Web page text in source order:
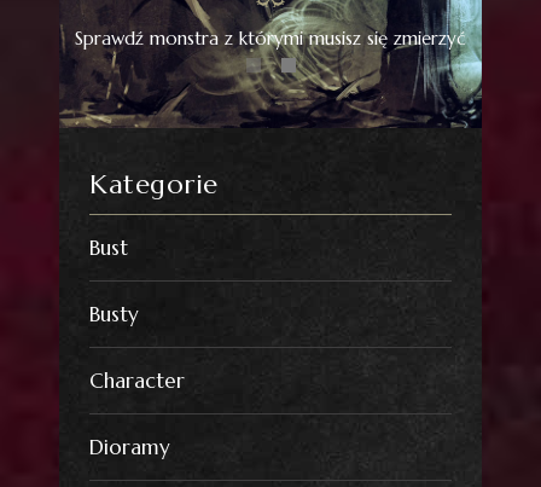
Sprawdź monstra z którymi musisz się zmierzyć
Kategorie
Bust
Busty
Character
Dioramy